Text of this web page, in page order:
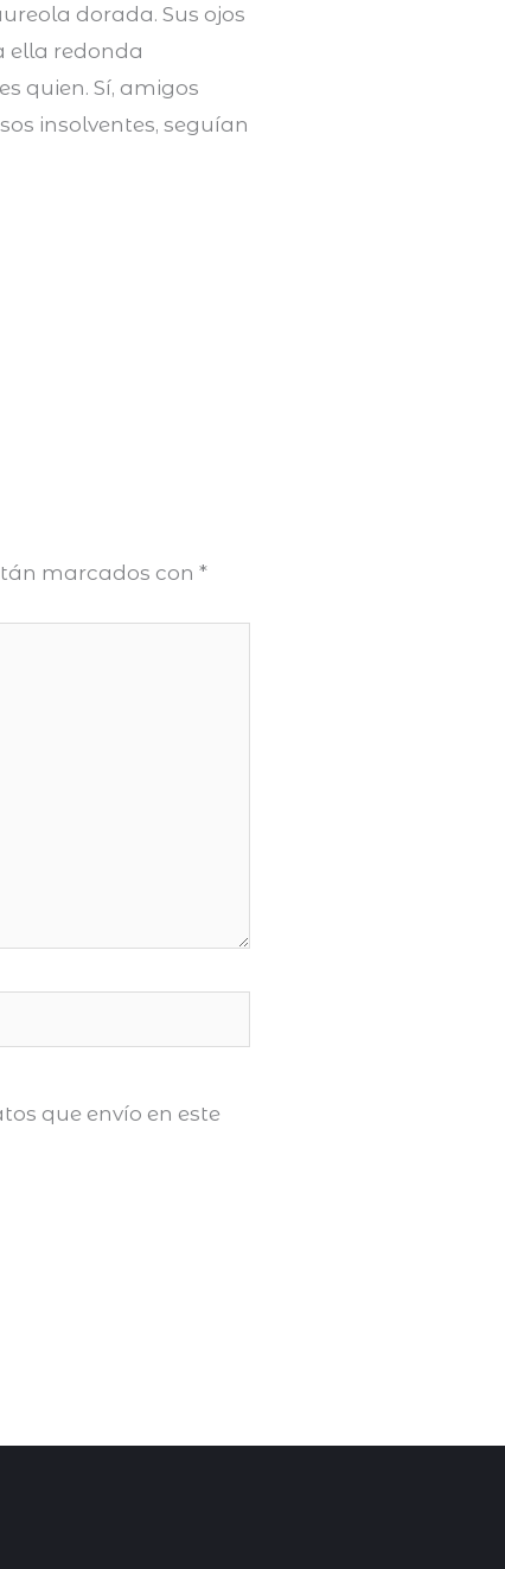
dorada. Sus ojos
ella redonda
quien. Sí, amigos
insolventes, seguían
marcados con*
que envío en este